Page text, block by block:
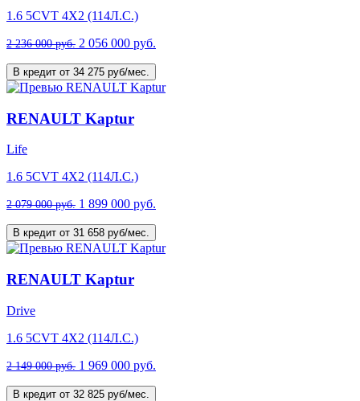
1.6 5CVT 4X2 (114Л.С.)
2 236 000 руб. 2 056 000 руб.
В кредит от 34 275 руб/мес.
RENAULT Kaptur
Life
1.6 5CVT 4X2 (114Л.С.)
2 079 000 руб. 1 899 000 руб.
В кредит от 31 658 руб/мес.
RENAULT Kaptur
Drive
1.6 5CVT 4X2 (114Л.С.)
2 149 000 руб. 1 969 000 руб.
В кредит от 32 825 руб/мес.